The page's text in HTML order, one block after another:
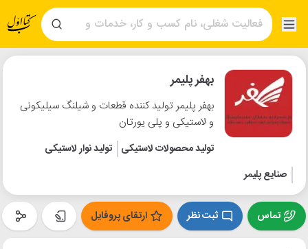
بهفر پلیمر
بهفر پلیمر تولید کننده قطعات و شیلنگ سیلیکونی
و لاستیکی و پلی یورتان
تولید محصولات لاستیکی
تولید نوار لاستیکی
صنایع پلیمر
تماس ثبت نظر ارتقای پروفایل